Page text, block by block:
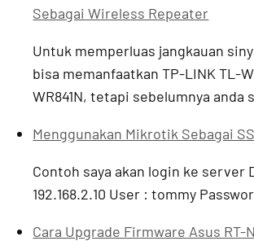
Sebagai Wireless Repeater
Untuk memperluas jangkauan
bisa memanfaatkan TP-LINK TL-
WR841N, tetapi sebelumnya anda
Menggunakan Mikrotik Sebagai
Contoh saya akan login ke server
192.168.2.10 User : tommy
Cara Upgrade Firmware Asus RT-